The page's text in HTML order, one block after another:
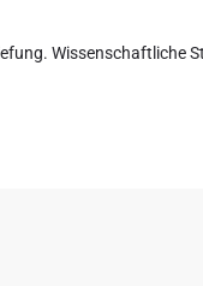
Wissenschaftliche